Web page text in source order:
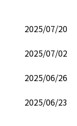
2025/07/20
2025/07/02
2025/06/26
2025/06/23